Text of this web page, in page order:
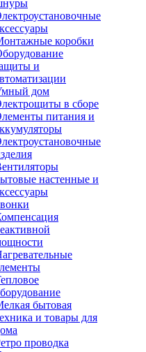
коробки
и
дом
в сборе
питания и
настенные и
бытовая
и товары для
проводка